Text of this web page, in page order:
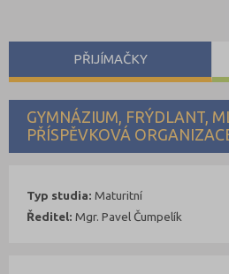
GYMNÁZIUM, FRÝDLANT,
PŘÍSPĚVKOVÁ
Typ studia: Maturitní
Ředitel: Mgr. Pavel Čumpelík
PŘIJÍMAČKY